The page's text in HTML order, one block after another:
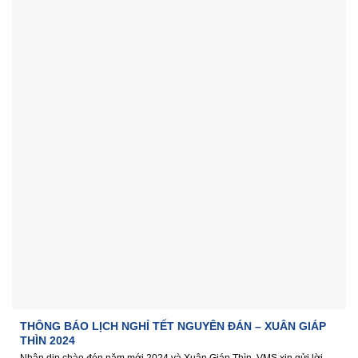
THÔNG BÁO LỊCH NGHỈ TẾT NGUYÊN ĐÁN – XUÂN GIÁP
THÌN 2024